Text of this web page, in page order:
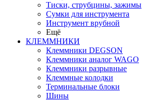
Тиски, струбцины, зажимы
Сумки для инструмента
Инструмент врубной
Ещё
КЛЕММНИКИ
Клеммники DEGSON
Клеммники аналог WAGO
Клеммники разрывные
Клеммные колодки
Терминальные блоки
Шины